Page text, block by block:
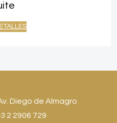
Diego de Almagro
2 2906 729